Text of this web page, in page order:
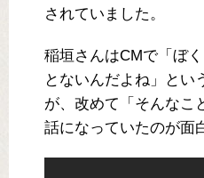
されていました。
稲垣さんはCMで「ぼ
とないんだよね」とい
が、改めて「そんなこ
話になっていたのが面